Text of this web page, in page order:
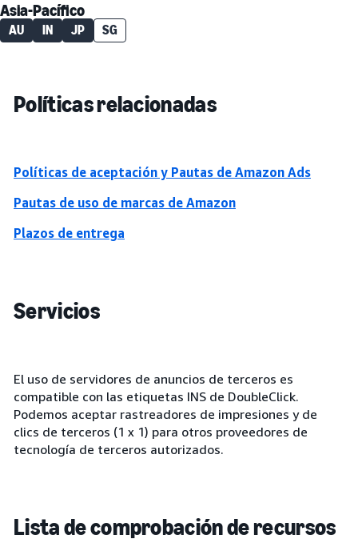
Asia-Pacífico
AU IN JP SG
Políticas relacionadas
Políticas de aceptación y Pautas de Amazon Ads
Pautas de uso de marcas de Amazon
Plazos de entrega
Servicios
El uso de servidores de anuncios de terceros es
compatible con las etiquetas INS de DoubleClick.
Podemos aceptar rastreadores de impresiones y de
clics de terceros (1 x 1) para otros proveedores de
tecnología de terceros autorizados.
Lista de comprobación de recursos